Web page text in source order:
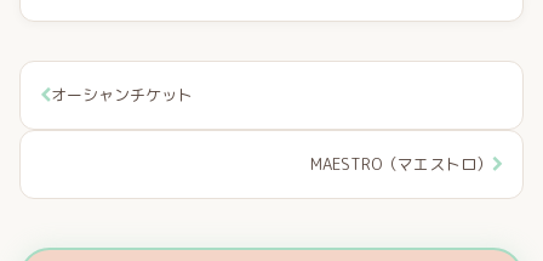
オーシャンチケット
MAESTRO（マエストロ）